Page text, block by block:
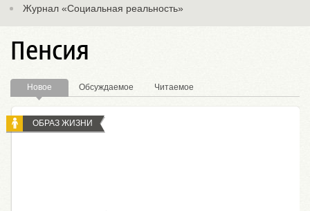
Журнал «Социальная реальность»
Пенсия
Новое Обсуждаемое Читаемое
ОБРАЗ ЖИЗНИ